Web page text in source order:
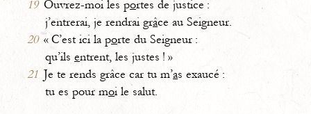
19 Ouvrez-moi les portes de justice :
j’entrerai, je rendrai grâce au Seigneur.
20 « C’est ici la porte du Seigneur :
qu’ils entrent, les justes ! »
21 Je te rends grâce car tu m’as exaucé :
tu es pour moi le salut.